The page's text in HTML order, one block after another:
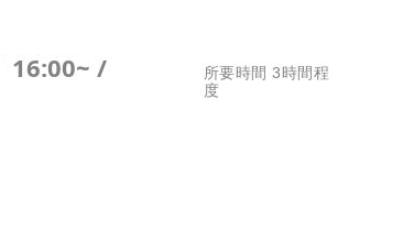
16:00~ /
所要時間 3時間程
度